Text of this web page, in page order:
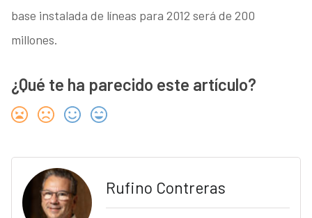
base instalada de líneas para 2012 será de 200
millones.
¿Qué te ha parecido este artículo?
Rufino Contreras